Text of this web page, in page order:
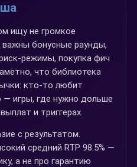
ищу не громкое
важны бонусные раунды,
режимы, покупка фич
что библиотека
кто-то любит
— игры, где нужно дольше
и триггерах.
с результатом.
средний RTP 98.5% —
а не про гарантию